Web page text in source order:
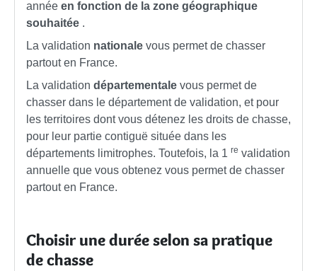
année en fonction de la zone géographique
souhaitée .
La validation nationale vous permet de chasser
partout en France.
La validation départementale vous permet de
chasser dans le département de validation, et pour
les territoires dont vous détenez les droits de chasse,
pour leur partie contiguë située dans les
départements limitrophes. Toutefois, la 1 re validation
annuelle que vous obtenez vous permet de chasser
partout en France.
Choisir une durée selon sa pratique
de chasse